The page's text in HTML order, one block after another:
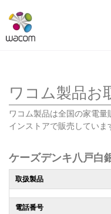
ワコム製品お
ワコム製品は全国の家電
インストアで販売していま
ケーズデンキ八戸白
取扱製品
電話番号